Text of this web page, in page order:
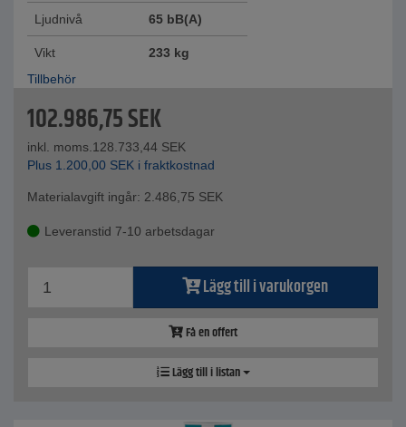
Ljudnivå 65 bB(A)
Vikt
233 kg
Tillbehör
102.986,75SEK
inkl. moms.128.733,44 SEK
Plus 1.200,00 SEK i fraktkostnad
Materialavgift ingår: 2.486,75 SEK
Leveranstid 7-10 arbetsdagar
Lägg till i varukorgen
Få en offert
Lägg till i listan